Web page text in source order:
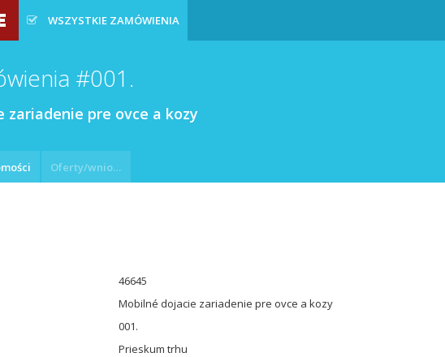
WSZYSTKIE ZAMÓWIENIA
#001.
zariadenie pre ovce a kozy
Oferty/wnioski
46645
Mobilné dojacie zariadenie pre ovce a kozy
001.
Prieskum trhu